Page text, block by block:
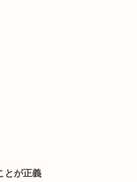
とが正義